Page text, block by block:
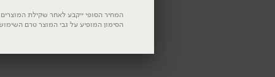
המחיר הסופי ייקבע לאחר שקילת
הסימון המופיע על גבי המוצר טרם